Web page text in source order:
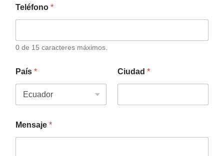
Teléfono *
0 de 15 caracteres máximos.
País * Ciudad *
Mensaje *